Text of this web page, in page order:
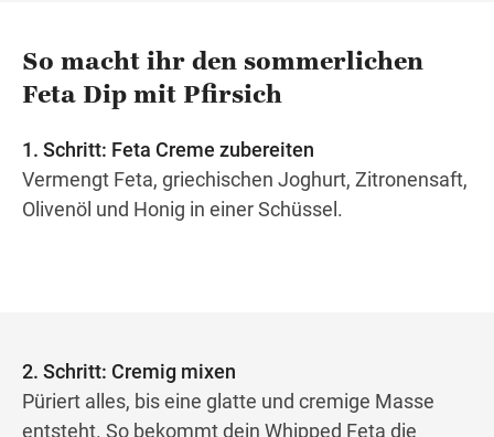
So macht ihr den sommerlichen
Feta Dip mit Pfirsich
1. Schritt: Feta Creme zubereiten
Vermengt Feta, griechischen Joghurt, Zitronensaft,
Olivenöl und Honig in einer Schüssel.
2. Schritt: Cremig mixen
Püriert alles, bis eine glatte und cremige Masse
entsteht. So bekommt dein Whipped Feta die